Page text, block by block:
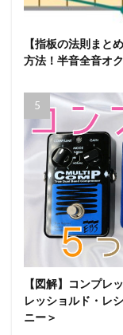
【指板の法則まと
方法！半音全音オ
【図解】コンプレ
レッショルド・レ
ニー＞